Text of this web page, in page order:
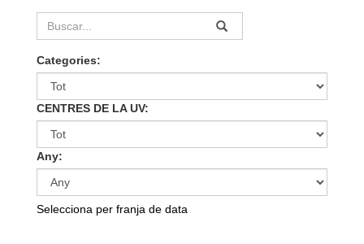
Categories:
CENTRES DE LA UV:
Any:
Selecciona per franja de data